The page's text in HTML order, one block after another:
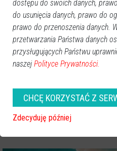
GOOGLE NEWS
Obserwuj nas i otrzymuj
Dodaj eOstroleka do
Obserwuj
Zobacz również
dostępu do swoich danych,
do usunięcia danych, prawo do
prawo do przenoszenia danych.
przetwarzania Państwa danych
przysługujących Państwu
naszej Polityce Prywatności.
CHCĘ KORZYSTAĆ Z
Zdecyduję później